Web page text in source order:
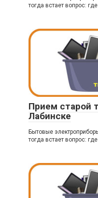
тогда встает вопрос:
Прием старой
Лабинске
Бытовые
тогда встает вопрос: